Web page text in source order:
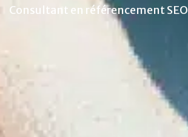
Consultant en référencement SEO